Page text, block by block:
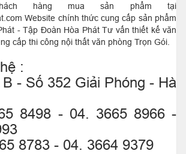
hàng mua sản phẩm tại
Website chính thức cung cấp sản phẩm
- Tập Đoàn Hòa Phát Tư vấn thiết kế văn
cấp thi công nội thất văn phòng Trọn Gói.
:
- Số 352 Giải Phóng - Hà
8498 - 04. 3665 8966 -
8783 - 04. 3664 9379